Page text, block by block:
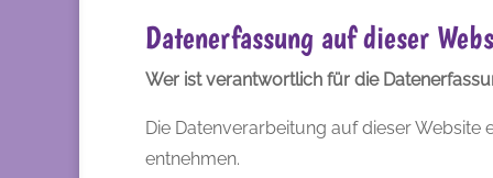
Datenerfassung auf dieser
Wer ist verantwortlich für die
Die Datenverarbeitung auf dieser
entnehmen.